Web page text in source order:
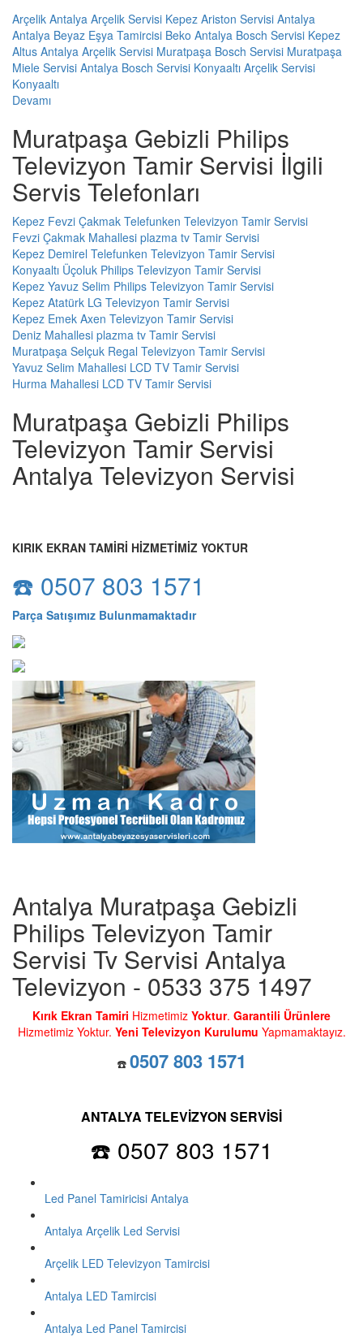
Arçelik Antalya Arçelik Servisi Kepez Ariston Servisi Antalya
Antalya Beyaz Eşya Tamircisi Beko Antalya Bosch Servisi Kepez
Altus Antalya Arçelik Servisi Muratpaşa Bosch Servisi Muratpaşa
Miele Servisi Antalya Bosch Servisi Konyaaltı Arçelik Servisi
Konyaaltı
Devamı
Muratpaşa Gebizli Philips
Televizyon Tamir Servisi İlgili
Servis Telefonları
Kepez Fevzi Çakmak Telefunken Televizyon Tamir Servisi
Fevzi Çakmak Mahallesi plazma tv Tamir Servisi
Kepez Demirel Telefunken Televizyon Tamir Servisi
Konyaaltı Üçoluk Philips Televizyon Tamir Servisi
Kepez Yavuz Selim Philips Televizyon Tamir Servisi
Kepez Atatürk LG Televizyon Tamir Servisi
Kepez Emek Axen Televizyon Tamir Servisi
Deniz Mahallesi plazma tv Tamir Servisi
Muratpaşa Selçuk Regal Televizyon Tamir Servisi
Yavuz Selim Mahallesi LCD TV Tamir Servisi
Hurma Mahallesi LCD TV Tamir Servisi
Muratpaşa Gebizli Philips
Televizyon Tamir Servisi
Antalya Televizyon Servisi
KIRIK EKRAN TAMİRİ HİZMETİMİZ YOKTUR
☎️ 0507 803 1571
Parça Satışımız Bulunmamaktadır
Antalya Muratpaşa Gebizli
Philips Televizyon Tamir
Servisi Tv Servisi Antalya
Televizyon - 0533 375 1497
Kırık Ekran Tamiri Hizmetimiz Yoktur. Garantili Ürünlere
Hizmetimiz Yoktur. Yeni Televizyon Kurulumu Yapmamaktayız.
☎️ 0507 803 1571
ANTALYA TELEVİZYON SERVİSİ
☎️ 0507 803 1571
Led Panel Tamiricisi Antalya
Antalya Arçelik Led Servisi
Arçelik LED Televizyon Tamircisi
Antalya LED Tamircisi
Antalya Led Panel Tamircisi